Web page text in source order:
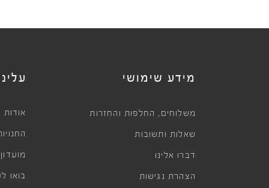
מידע שימושי
משלוחים , החלפות והחזרות
שאלות ותשובות
דברו אלינו
הצהרת נגישות
אודות
בואו